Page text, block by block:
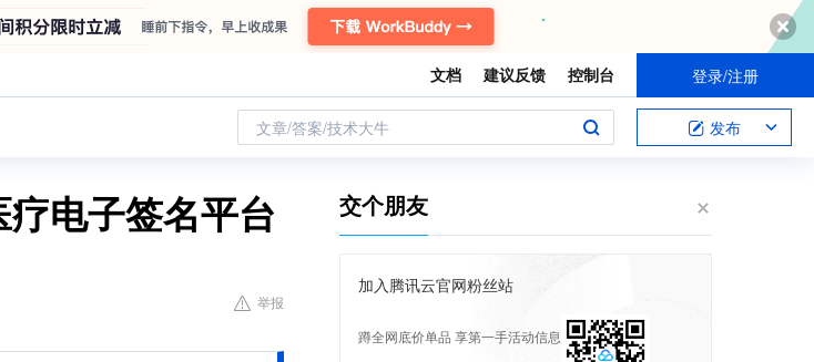
文档 建议反馈 控制台 登录/注册
文章/答案/技术大牛 发布
电子签名平台
举报
交个朋友
加入腾讯云官网粉丝站
蹲全网底价单品 享第一手活动信息